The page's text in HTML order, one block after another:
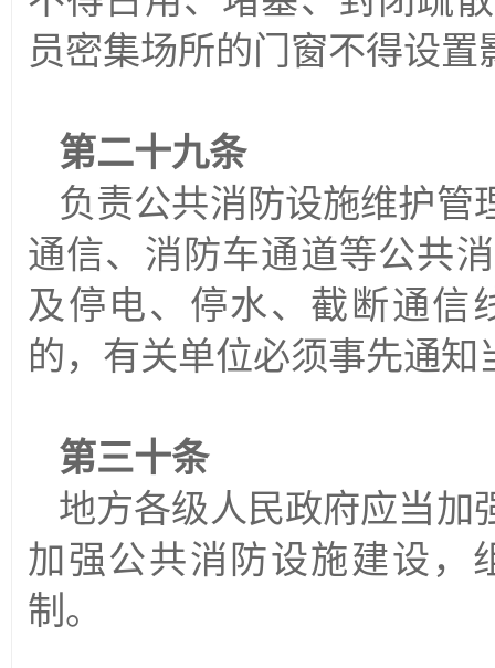
员密集场所的门窗不得设
第二十九条
负责公共消防设施维护管
通信、消防车通道等公共
及停电、停水、截断通信
的，有关单位必须事先通
第三十条
地方各级人民政府应当加
加强公共消防设施建设，
制。